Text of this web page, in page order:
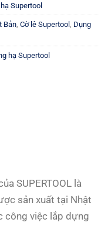
Supertool
Bản Cờ lê Supertool
Dụng
hạ Supertool
SUPERTOOL là
sản xuất tại Nhật
công việc lắp dựng